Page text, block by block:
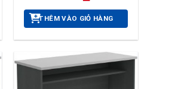
THÊM VÀO GIỎ HÀNG